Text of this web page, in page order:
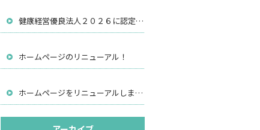
健康経営優良法人２０２６に認定されました
ホームページのリニューアル！
ホームページをリニューアルしました。